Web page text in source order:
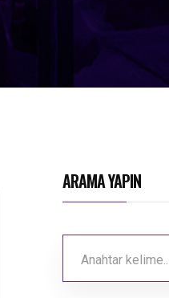
ARAMA YAPIN